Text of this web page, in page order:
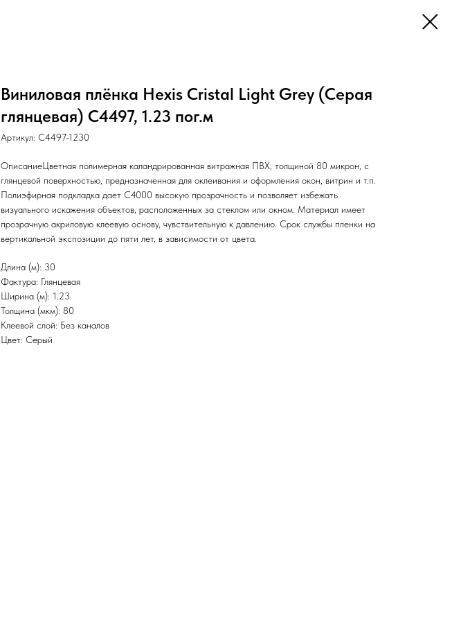
Виниловая плёнка Hexis Cristal Light Grey (Серая
глянцевая) C4497, 1.23 пог.м
Артикул: C4497-1230
ОписаниеЦветная полимерная каландрированная витражная ПВХ, толщиной 80 микрон, с
глянцевой поверхностью, предназначенная для оклеивания и оформления окон, витрин и т.п.
Полиэфирная подкладка дает С4000 высокую прозрачность и позволяет избежать
визуального искажения объектов, расположенных за стеклом или окном. Материал имеет
прозрачную акриловую клеевую основу, чувствительную к давлению. Срок службы пленки на
вертикальной экспозиции до пяти лет, в зависимости от цвета.
Длина (м): 30
Фактура: Глянцевая
Ширина (м): 1.23
Толщина (мкм): 80
Клеевой слой: Без каналов
Цвет: Серый